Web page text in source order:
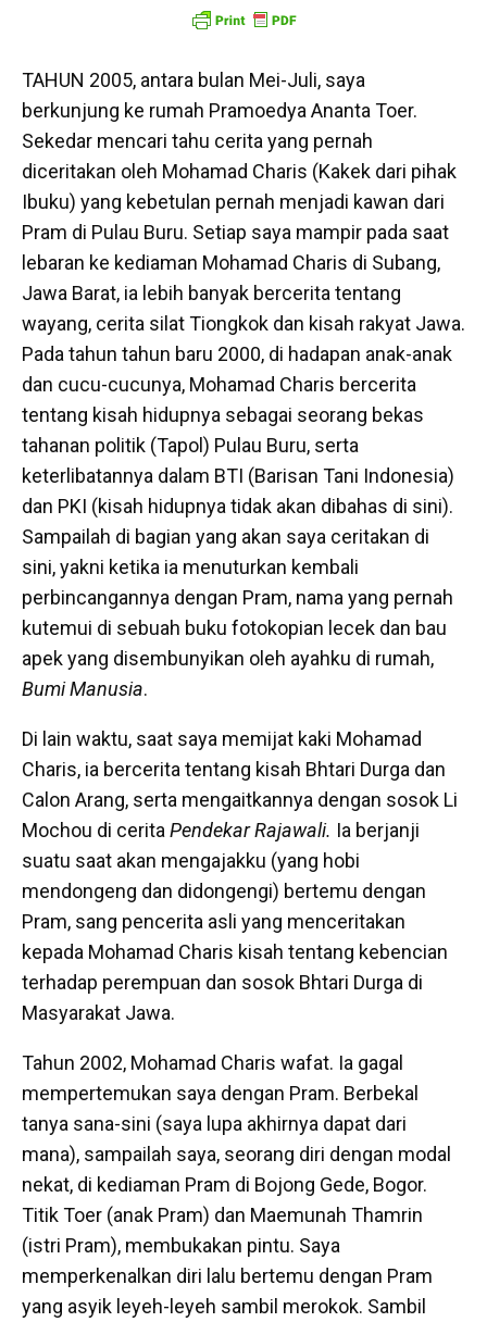
TAHUN 2005, antara bulan Mei-Juli, saya
berkunjung ke rumah Pramoedya Ananta Toer.
Sekedar mencari tahu cerita yang pernah
diceritakan oleh Mohamad Charis (Kakek dari pihak
Ibuku) yang kebetulan pernah menjadi kawan dari
Pram di Pulau Buru. Setiap saya mampir pada saat
lebaran ke kediaman Mohamad Charis di Subang,
Jawa Barat, ia lebih banyak bercerita tentang
wayang, cerita silat Tiongkok dan kisah rakyat Jawa.
Pada tahun tahun baru 2000, di hadapan anak-anak
dan cucu-cucunya, Mohamad Charis bercerita
tentang kisah hidupnya sebagai seorang bekas
tahanan politik (Tapol) Pulau Buru, serta
keterlibatannya dalam BTI (Barisan Tani Indonesia)
dan PKI (kisah hidupnya tidak akan dibahas di sini).
Sampailah di bagian yang akan saya ceritakan di
sini, yakni ketika ia menuturkan kembali
perbincangannya dengan Pram, nama yang pernah
kutemui di sebuah buku fotokopian lecek dan bau
apek yang disembunyikan oleh ayahku di rumah,
Bumi Manusia.
Di lain waktu, saat saya memijat kaki Mohamad
Charis, ia bercerita tentang kisah Bhtari Durga dan
Calon Arang, serta mengaitkannya dengan sosok Li
Mochou di cerita Pendekar Rajawali. Ia berjanji
suatu saat akan mengajakku (yang hobi
mendongeng dan didongengi) bertemu dengan
Pram, sang pencerita asli yang menceritakan
kepada Mohamad Charis kisah tentang kebencian
terhadap perempuan dan sosok Bhtari Durga di
Masyarakat Jawa.
Tahun 2002, Mohamad Charis wafat. Ia gagal
mempertemukan saya dengan Pram. Berbekal
tanya sana-sini (saya lupa akhirnya dapat dari
mana), sampailah saya, seorang diri dengan modal
nekat, di kediaman Pram di Bojong Gede, Bogor.
Titik Toer (anak Pram) dan Maemunah Thamrin
(istri Pram), membukakan pintu. Saya
memperkenalkan diri lalu bertemu dengan Pram
yang asyik leyeh-leyeh sambil merokok. Sambil